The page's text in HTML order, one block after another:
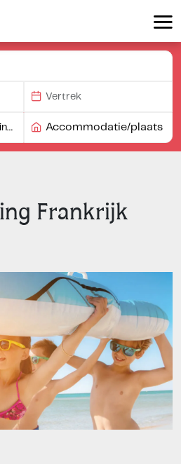
Accommodatie/plaats
Frankrijk